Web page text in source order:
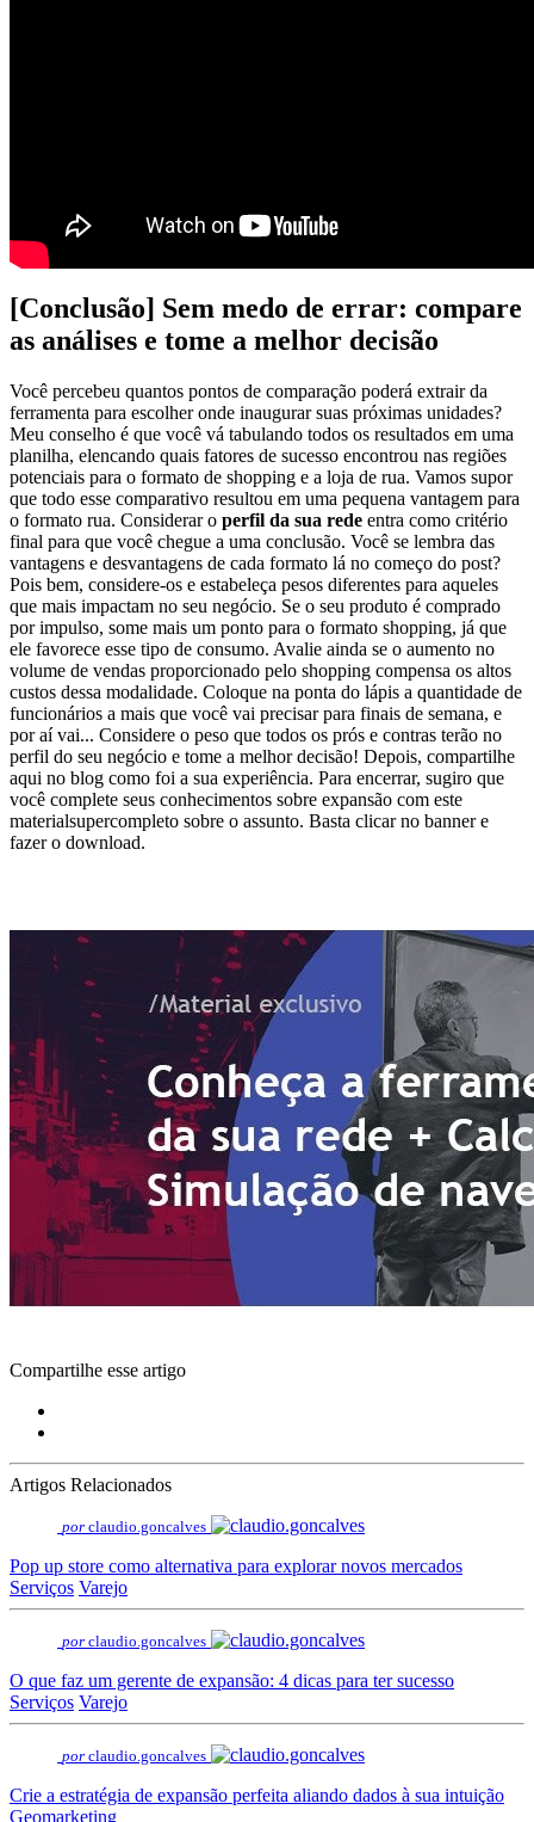
[Conclusão] Sem medo de errar: compare
as análises e tome a melhor decisão
Você percebeu quantos pontos de comparação poderá extrair da
ferramenta para escolher onde inaugurar suas próximas unidades?
Meu conselho é que você vá tabulando todos os resultados em uma
planilha, elencando quais fatores de sucesso encontrou nas regiões
potenciais para o formato de shopping e a loja de rua. Vamos supor
que todo esse comparativo resultou em uma pequena vantagem para
o formato rua. Considerar o perfil da sua rede entra como critério
final para que você chegue a uma conclusão. Você se lembra das
vantagens e desvantagens de cada formato lá no começo do post?
Pois bem, considere-os e estabeleça pesos diferentes para aqueles
que mais impactam no seu negócio. Se o seu produto é comprado
por impulso, some mais um ponto para o formato shopping, já que
ele favorece esse tipo de consumo. Avalie ainda se o aumento no
volume de vendas proporcionado pelo shopping compensa os altos
custos dessa modalidade. Coloque na ponta do lápis a quantidade de
funcionários a mais que você vai precisar para finais de semana, e
por aí vai... Considere o peso que todos os prós e contras terão no
perfil do seu negócio e tome a melhor decisão! Depois, compartilhe
aqui no blog como foi a sua experiência. Para encerrar, sugiro que
você complete seus conhecimentos sobre expansão com este
materialsupercompleto sobre o assunto. Basta clicar no banner e
fazer o download.
Compartilhe esse artigo
Artigos Relacionados
por claudio.goncalves
Pop up store como alternativa para explorar novos mercados
Serviços Varejo
por claudio.goncalves
O que faz um gerente de expansão: 4 dicas para ter sucesso
Serviços Varejo
por claudio.goncalves
Crie a estratégia de expansão perfeita aliando dados à sua intuição
Geomarketing